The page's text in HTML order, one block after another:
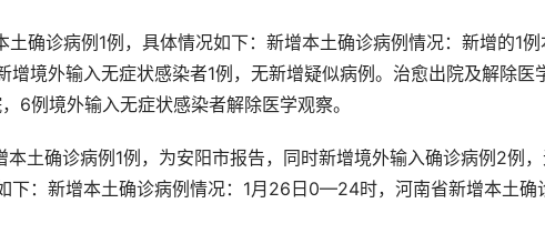
确诊病例1例，具体情况如下：新增本土确诊病例情况：新增的1例
增境外输入无症状感染者1例，无新增疑似病例。治愈出院及解除医
6例境外输入无症状感染者解除医学观察。
土确诊病例1例，为安阳市报告，同时新增境外输入确诊病例2例
下：新增本土确诊病例情况：1月26日0—24时，河南省新增本土确